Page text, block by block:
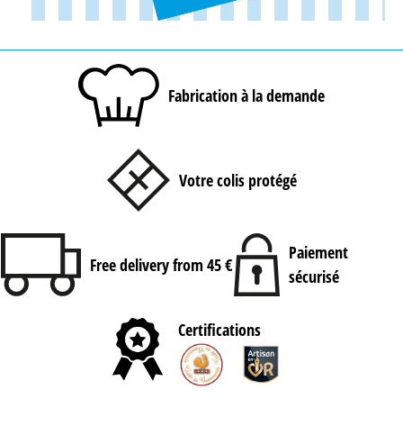
Fabrication à la demande
Votre colis protégé
Free delivery from 45 €
Paiement
sécurisé
Certifications